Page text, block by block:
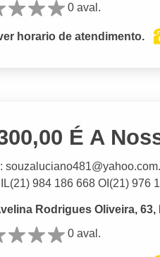
0 aval.
horario de atendimento.
É A
984 186 668 OI(21) 976
Rodrigues Oliveira,
0 aval.